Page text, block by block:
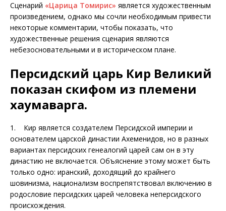
Сценарий «Царица Томирис» является художественным
произведением, однако мы сочли необходимым привести
некоторые комментарии, чтобы показать, что
художественные решения сценария являются
небезосновательными и в историческом плане.
Персидский царь Кир Великий
показан скифом из племени
хаумаварга.
1. Кир является создателем Персидской империи и
основателем царской династии Ахеменидов, но в разных
вариантах персидских генеалогий царей сам он в эту
династию не включается. Объяснение этому может быть
только одно: иранский, доходящий до крайнего
шовинизма, национализм воспрепятствовал включению в
родословие персидских царей человека неперсидского
происхождения.